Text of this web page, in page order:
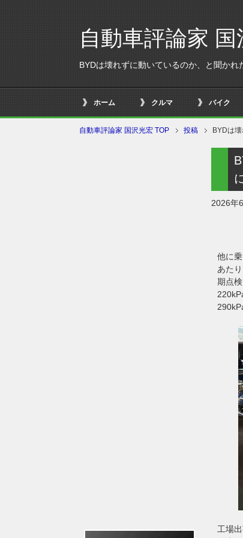
自動車評論家 国
BYDは壊れずに動いているのか、と聞か
ホーム クルマ バイク
自動車評論家 国沢光宏 TOP 投稿 BYDは
2026年
他に
あた
期点
工場